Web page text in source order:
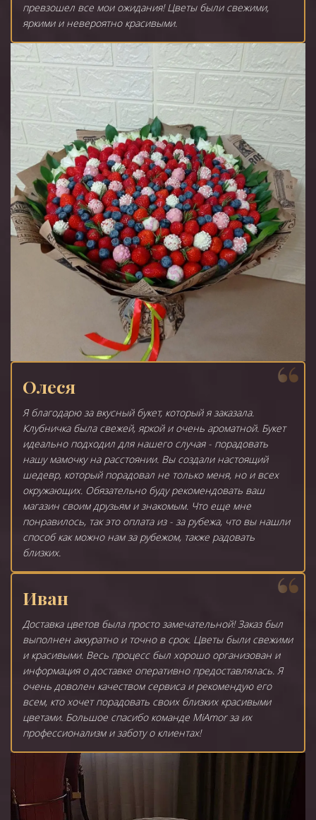
превзошел все мои ожидания! Цветы были свежими,
яркими и невероятно красивыми.
Олеся
Я благодарю за вкусный букет, который я заказала.
Клубничка была свежей, яркой и очень ароматной. Букет
идеально подходил для нашего случая - порадовать
нашу мамочку на расстоянии. Вы создали настоящий
шедевр, который порадовал не только меня, но и всех
окружающих. Обязательно буду рекомендовать ваш
магазин своим друзьям и знакомым. Что еще мне
понравилось, так это оплата из - за рубежа, что вы нашли
способ как можно нам за рубежом, также радовать
близких.
Иван
Доставка цветов была просто замечательной! Заказ был
выполнен аккуратно и точно в срок. Цветы были свежими
и красивыми. Весь процесс был хорошо организован и
информация о доставке оперативно предоставлялась. Я
очень доволен качеством сервиса и рекомендую его
всем, кто хочет порадовать своих близких красивыми
цветами. Большое спасибо команде MiAmor за их
профессионализм и заботу о клиентах!